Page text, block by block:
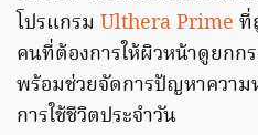
โปรแกรม Ulthera Prime ที่
คนที่ต้องการให้ผิวหน้าดูยกก
พร้อมช่วยจัดการปัญหาควา
การใช้ชีวิตประจำวัน